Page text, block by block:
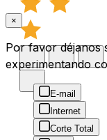
×
Por favor déjanos
experimentando
E-mail
Internet
Corte Total